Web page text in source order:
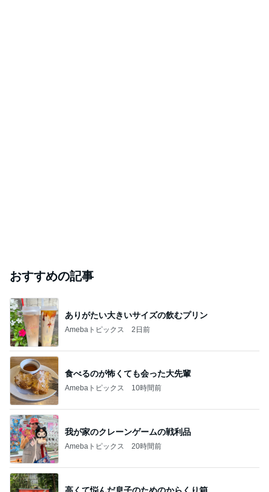
おすすめの記事
ありがたい大きいサイズの飲むプリン
Amebaトピックス 2日前
食べるのが怖くても会った大先輩
Amebaトピックス 10時間前
我が家のクレーンゲームの戦利品
Amebaトピックス 20時間前
高くて悩んだ息子のためのからくり箱